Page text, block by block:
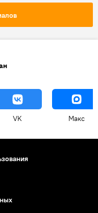
VK Макс